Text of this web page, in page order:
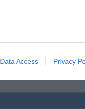
Data Access Privacy